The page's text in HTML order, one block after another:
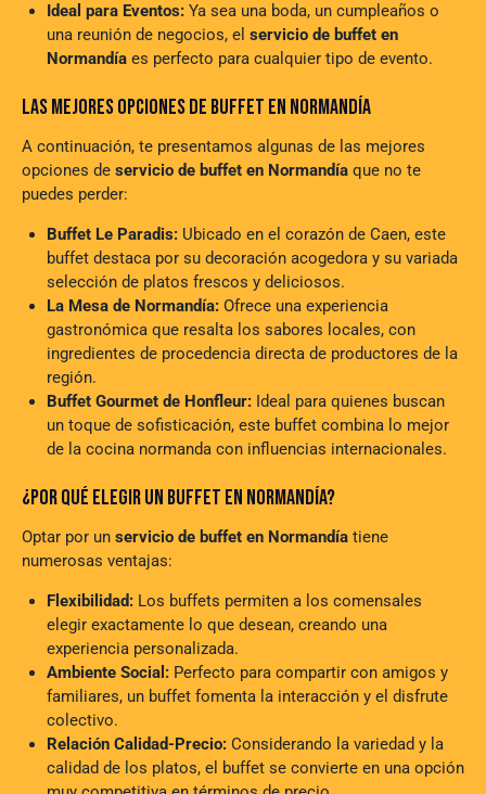
Ideal para Eventos:Ya sea una boda, un cumpleaños o
una reunión de negocios, el servicio de buffet en
Normandíaes perfecto para cualquier tipo de evento.
LAS MEJORES OPCIONES DE BUFFET EN NORMANDÍA
A continuación, te presentamos algunas de las mejores
opciones de servicio de buffet en Normandía que no te
puedes perder:
Buffet Le Paradis:Ubicado en el corazón de Caen, este
buffet destaca por su decoración acogedora y su variada
selección de platos frescos y deliciosos.
La Mesa de Normandía:Ofrece una experiencia
gastronómica que resalta los sabores locales, con
ingredientes de procedencia directa de productores de la
región.
Buffet Gourmet de Honfleur:Ideal para quienes buscan
un toque de sofisticación, este buffet combina lo mejor
de la cocina normanda con influencias internacionales.
¿POR QUÉ ELEGIR UN BUFFET EN NORMANDÍA?
Optar por un servicio de buffet en Normandía tiene
numerosas ventajas:
Flexibilidad:Los buffets permiten a los comensales
elegir exactamente lo que desean, creando una
experiencia personalizada.
Ambiente Social:Perfecto para compartir con amigos y
familiares, un buffet fomenta la interacción y el disfrute
colectivo.
Relación Calidad-Precio:Considerando la variedad y la
calidad de los platos, el buffet se convierte en una opción